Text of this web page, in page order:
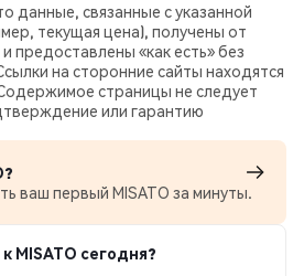
данные, связанные с указанной
текущая цена), получены от
предоставлены «как есть» без
на сторонние сайты находятся
страницы не следует
или гарантию
ваш первый MISATO за минуты.
MISATO сегодня?